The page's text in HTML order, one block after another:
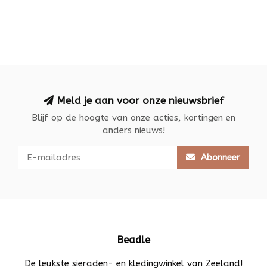
Meld je aan voor onze nieuwsbrief
Blijf op de hoogte van onze acties, kortingen en
anders nieuws!
Abonneer
Beadle
De leukste sieraden- en kledingwinkel van Zeeland!